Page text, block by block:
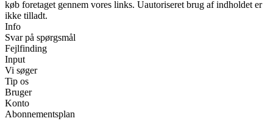
køb foretaget gennem vores links. Uautoriseret brug af indholdet er
ikke tilladt.
Info
Svar på spørgsmål
Fejlfinding
Input
Vi søger
Tip os
Bruger
Konto
Abonnementsplan